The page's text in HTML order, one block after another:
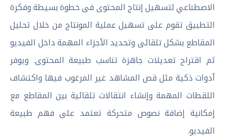
الاصطناعي لتسهيل إنتاج المحتوى فى خطوة بسيطة وفكرة
التطبيق تقوم على تسهيل عملية المونتاج من خلال تحليل
المقاطع بشكل تلقائى وتحديد الأجزاء المهمة داخل الفيديو
ثم اقتراح تعديلات جاهزة تناسب طبيعة المحتوى. ويوفر
أدوات ذكية مثل قص المشاهد غير المرغوب فيها واكتشاف
اللقطات المهمة وإنشاء انتقالات تلقائية بين المقاطع مع
إمكانية إضافة نصوص متحركة تعتمد على فهم طبيعة
الفيديو.